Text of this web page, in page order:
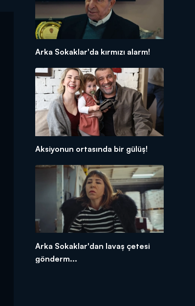
Arka Sokaklar'da kırmızı alarm!
Aksiyonun ortasında bir gülüş!
Arka Sokaklar'dan lavaş çetesi
gönderm...